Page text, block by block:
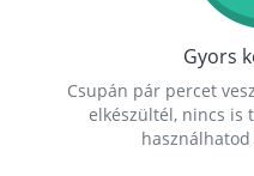
Gyors
Csupán pár percet
elkészültél, nincs is